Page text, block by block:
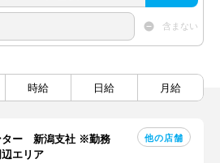
含まない
時給 日給 月給
ター 新潟支社 ※勤務
エリア
他の店舗